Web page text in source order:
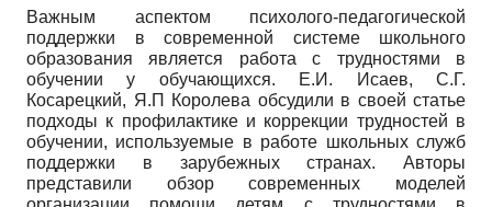
Важным аспектом психолого-педагогической
поддержки в современной системе школьного
образования является работа с трудностями в
обучении у обучающихся. Е.И. Исаев, С.Г.
Косарецкий, Я.П Королева обсудили в своей статье
подходы к профилактике и коррекции трудностей в
обучении, используемые в работе школьных служб
поддержки в зарубежных странах. Авторы
представили обзор современных моделей